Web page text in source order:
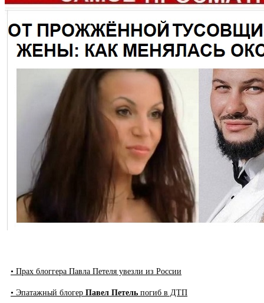
• Прах блоггера Павла Петеля увезли из России
• Эпатажный блогер Павел Петель погиб в ДТП